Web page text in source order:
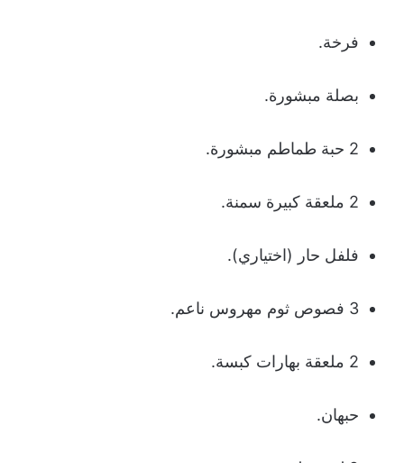
فرخة.
بصلة مبشورة.
2 حبة طماطم مبشورة.
2 ملعقة كبيرة سمنة.
فلفل حار (اختياري).
3 فصوص ثوم مهروس ناعم.
2 ملعقة بهارات كبسة.
حبهان.